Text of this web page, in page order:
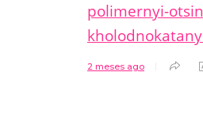
polimernyi-
2 meses ago